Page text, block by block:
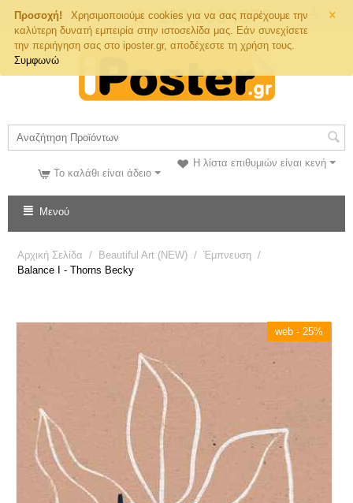
×
Προσοχή!
Χρησιμοποιούμε cookies για να σας παρέχουμε την
καλύτερη δυνατή εμπειρία στην ιστοσελίδα μας. Εάν συνεχίσετε
την περιήγηση σας στο iposter.gr, αποδέχεστε τη χρήση τους.
Συμφωνώ
Τηλ. Παραγγελιών
Η λίστα επιθυμιών είναι κενή
Το καλάθι είναι άδειο
Μενού
Αρχική Σελίδα / Beautiful Art (NEW) / Έμπνευση /
Balance I - Thorns Becky
web - 25%